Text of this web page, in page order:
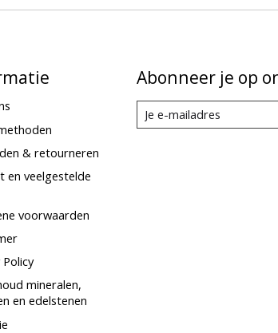
& retourneren
en veelgestelde
voorwaarden
Policy
mineralen,
en edelstenen
Abonneer je op